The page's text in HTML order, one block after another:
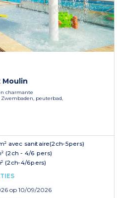
Moulin
charmante
peuterbad,
avec sanitaire(2ch-5pers)
(2ch - 4/6 pers)
(2ch-4/6pers)
op 10/09/2026